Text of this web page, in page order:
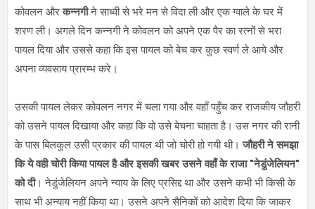
कोवलन औरकन्नगीने साध्वी से भरे मन से विदा ली और एक ग्वाले के घर में
शरण ली। अगले दिन कन्नगी ने कोवलन को अपने एक पैर का रत्नों से भरा
पायल दिया और उससे कहा कि इस पायल को बेच कर कुछ स्वर्ण ले आये और
अपना व्यवसाय प्रारम्भ करे।
उसकी पायल लेकर कोवलन नगर में चला गया और वहाँ पहुँच कर राजकीय जौहरी
को उसने पायल दिखाया और कहा कि वो उसे बेचना चाहता है। उस नगर की रानी
के पास बिलकुल उसी प्रकार की पायल थी जो चोरी हो गयी थी।जौहरी ने समझा
कि ये वही चोरी किया पायल है और इसकी खबर उसने वहाँ के राजा "नेडुंजेलियन"
को दी। नेडुंजेलियन अपने न्याय के लिए प्रसिद्द था और उसने कभी भी किसी के
साथ भी अन्याय नहीं किया था। उसने अपने सैनिकों को आदेश दिया कि जाकर